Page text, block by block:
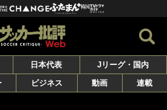
日本代表
Jリーグ・国内
ビジネス 動画 連載